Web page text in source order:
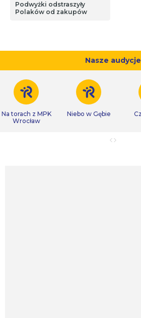
Podwyżki odstraszyły
Polaków od zakupów
Nasze audycje
Na torach z MPK
Wrocław
Niebo w Gębie